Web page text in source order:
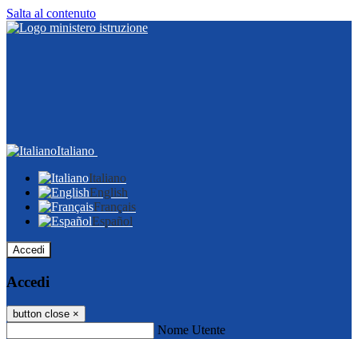
Salta al contenuto
Italiano
Italiano
English
Français
Español
Accedi
Accedi
button close ×
Nome Utente